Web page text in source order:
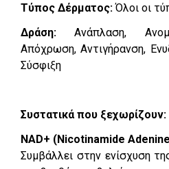
Τύπος Δέρματος:Όλοι οι
Δράση:Ανάπλαση,
Απόχρωση, Αντιγήρανση,
Σύσφιξη
Συστατικά που ξεχωρίζουν:
NAD+ (Nicotinamide
Συμβάλλει στην ενίσχυση